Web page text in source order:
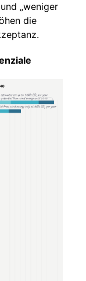
„weniger
die